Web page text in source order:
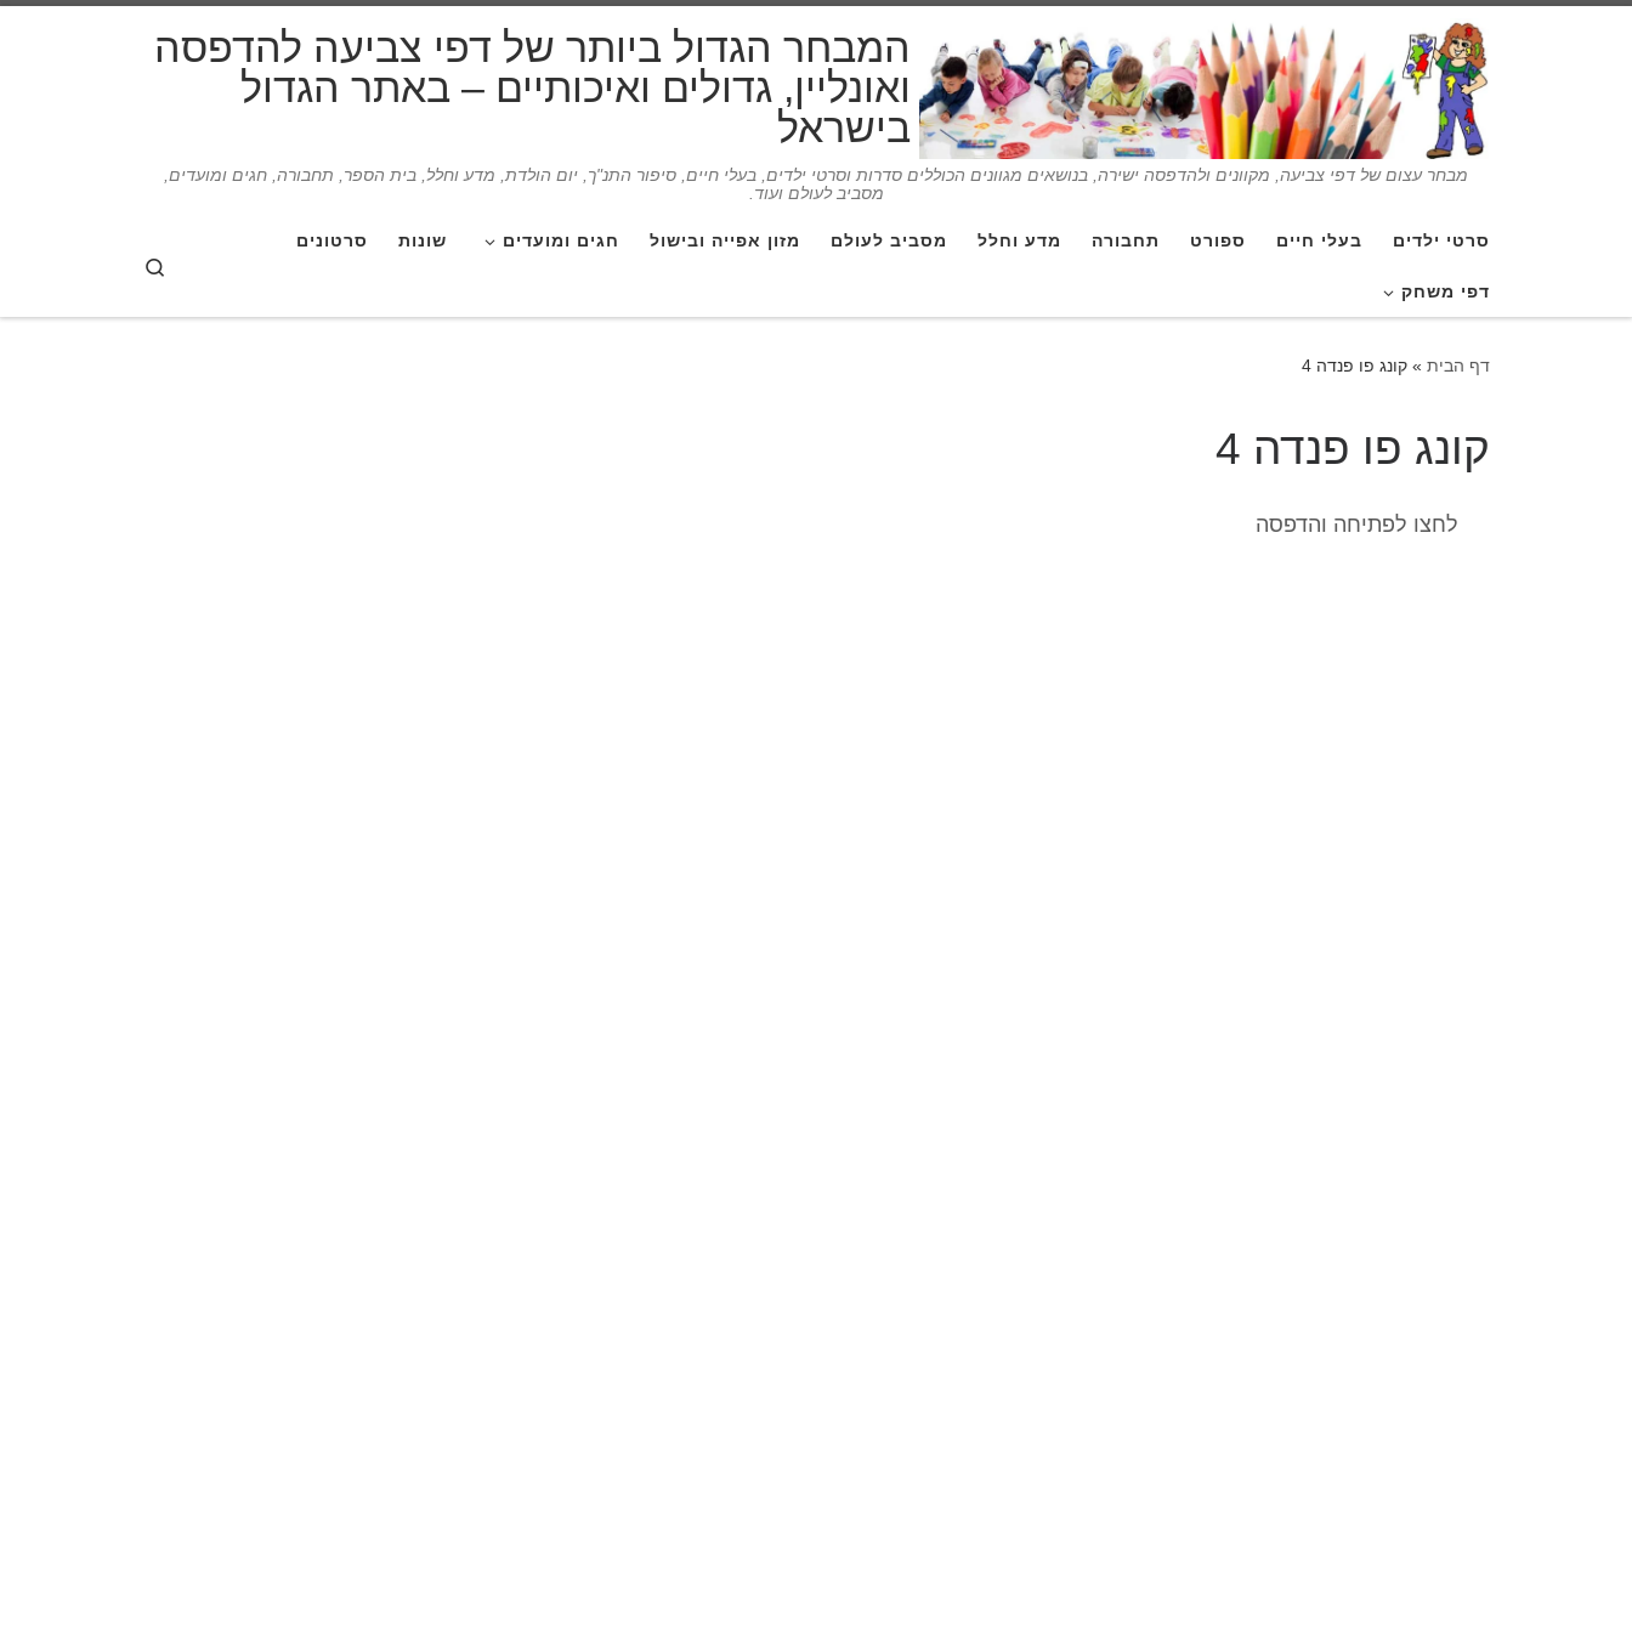
המבחר הגדול ביותר של דפי צביעה להדפסה
ואונליין, גדולים ואיכותיים – באתר הגדול
בישראל
מבחר עצום של דפי צביעה, מקוונים ולהדפסה ישירה, בנושאים מגוונים הכוללים סדרות וסרטי ילדים, בעלי חיים, סיפור התנ"ך, יום הולדת, מדע וחלל, בית הספר, תחבורה, חגים ומועדים,
מסביב לעולם ועוד.
סרטי ילדים בעלי חיים ספורט תחבורה מדע וחלל מסביב לעולם מזון אפייה ובישול חגים ומועדים שונות סרטונים
דפי משחק
דף הבית » קונג פו פנדה 4
קונג פו פנדה 4
לחצו לפתיחה והדפסה